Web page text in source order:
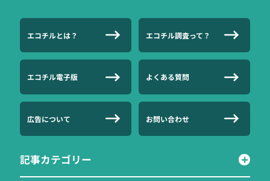
エコチルとは？ エコチル調査って？
エコチル電子版 よくある質問
広告について お問い合わせ
記事カテゴリー